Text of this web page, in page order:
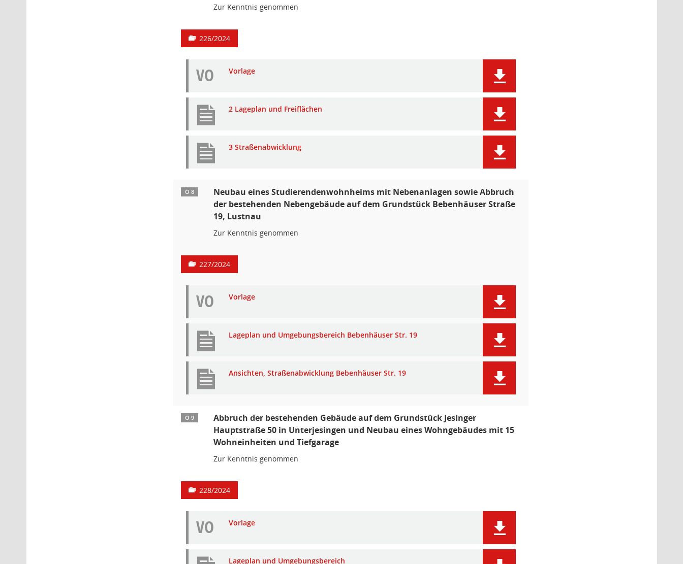
Zur Kenntnis genommen
226/2024
VO Vorlage
2 Lageplan und Freiflächen
3 Straßenabwicklung
Ö 8
Neubau eines Studierendenwohnheims mit Nebenanlagen sowie Abbruch
der bestehenden Nebengebäude auf dem Grundstück Bebenhäuser Straße
19, Lustnau
Zur Kenntnis genommen
227/2024
VO Vorlage
Lageplan und Umgebungsbereich Bebenhäuser Str. 19
Ansichten, Straßenabwicklung Bebenhäuser Str. 19
Ö 9
Abbruch der bestehenden Gebäude auf dem Grundstück Jesinger
Hauptstraße 50 in Unterjesingen und Neubau eines Wohngebäudes mit 15
Wohneinheiten und Tiefgarage
Zur Kenntnis genommen
228/2024
VO Vorlage
Lageplan und Umgebungsbereich